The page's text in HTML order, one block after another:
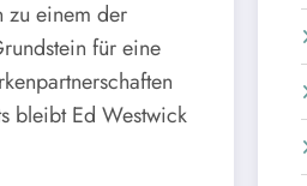
zu einem der
für eine
bleibt Ed Westwick